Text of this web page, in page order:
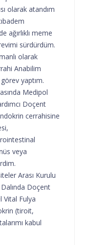
olarak atandım
ağırlıklı meme
sürdürdüm.
olarak
Anabilim
yaptım.
Medipol
Doçent
cerrahisine
veya
Arası Kurulu
Doçent
Vital Fulya
(tiroit,
kabul